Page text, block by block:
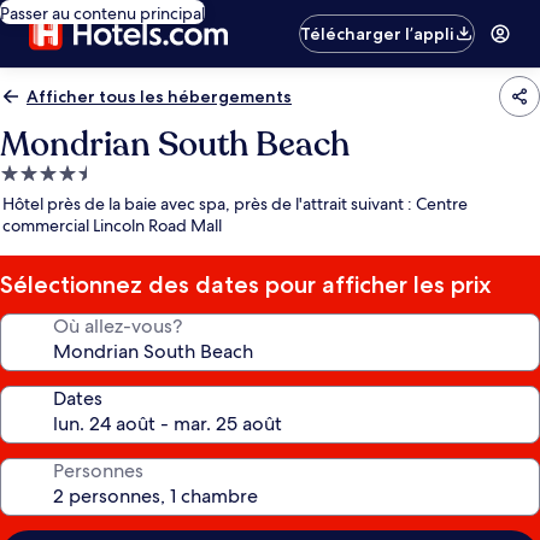
Passer au contenu principal
Télécharger l’appli
Afficher tous les hébergements
Mondrian South Beach
Hébergement
4.5 étoiles
Hôtel près de la baie avec spa, près de l'attrait suivant : Centre
commercial Lincoln Road Mall
Sélectionnez des dates pour afficher les prix
Où allez-vous?
Dates
Personnes